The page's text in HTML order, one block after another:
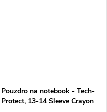
Pouzdro na notebook - Tech-
Protect, 13-14 Sleeve Crayon